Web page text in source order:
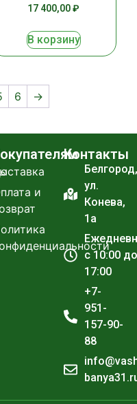
17 400,00₽
В корзину
6 →
и
Контакты
Белгород,
ул.
Конева,
1а
с 10:00 до
17:00
+7-
951-
157-90-
88